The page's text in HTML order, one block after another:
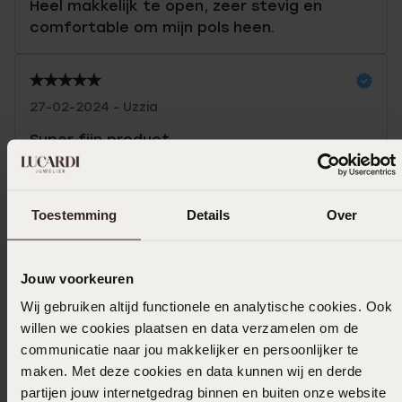
Toestemming Details Over
Jouw voorkeuren
Wij gebruiken altijd functionele en analytische cookies. Ook
willen we cookies plaatsen en data verzamelen om de
communicatie naar jou makkelijker en persoonlijker te
maken. Met deze cookies en data kunnen wij en derde
partijen jouw internetgedrag binnen en buiten onze website
Heel makkelijk te open, zeer stevig en
comfortable om mijn pols heen.
27-02-2024 - Uzzia
Super fijn product
Selecteer maat & bestel
Ook leuk voor jou